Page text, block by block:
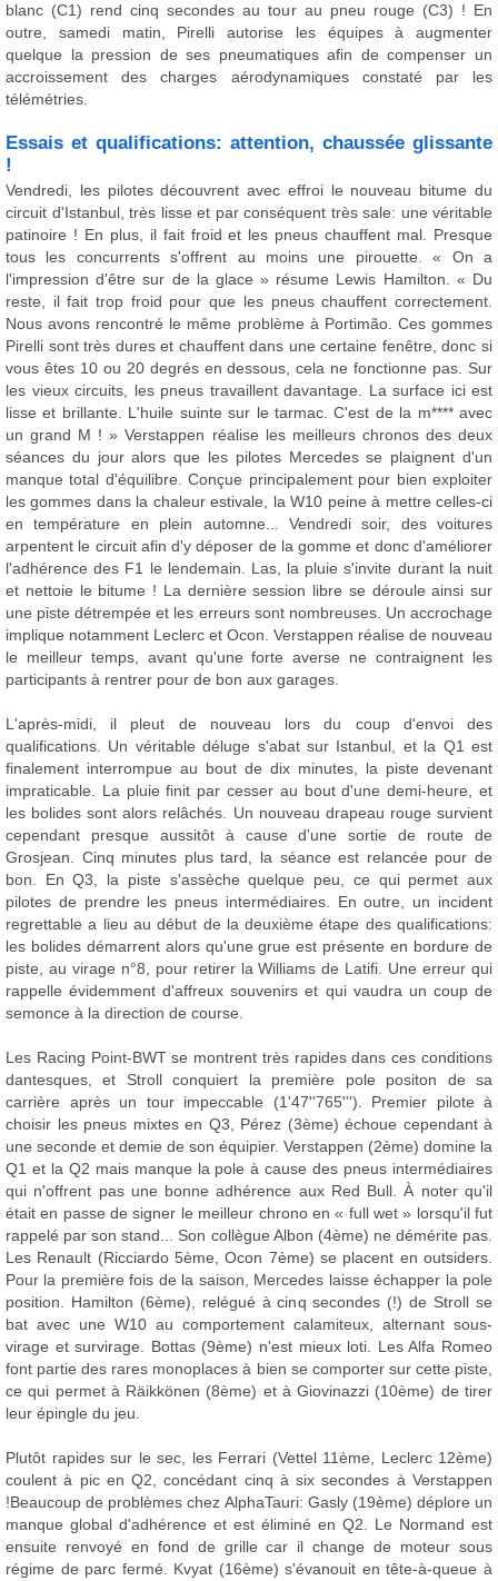
blanc (C1) rend cinq secondes au tour au pneu rouge (C3) ! En
outre, samedi matin, Pirelli autorise les équipes à augmenter
quelque la pression de ses pneumatiques afin de compenser un
accroissement des charges aérodynamiques constaté par les
télémétries.
Essais et qualifications: attention, chaussée glissante
!
Vendredi, les pilotes découvrent avec effroi le nouveau bitume du
circuit d'Istanbul, très lisse et par conséquent très sale: une véritable
patinoire ! En plus, il fait froid et les pneus chauffent mal. Presque
tous les concurrents s'offrent au moins une pirouette. « On a
l'impression d'être sur de la glace » résume Lewis Hamilton. « Du
reste, il fait trop froid pour que les pneus chauffent correctement.
Nous avons rencontré le même problème à Portimão. Ces gommes
Pirelli sont très dures et chauffent dans une certaine fenêtre, donc si
vous êtes 10 ou 20 degrés en dessous, cela ne fonctionne pas. Sur
les vieux circuits, les pneus travaillent davantage. La surface ici est
lisse et brillante. L'huile suinte sur le tarmac. C'est de la m**** avec
un grand M ! » Verstappen réalise les meilleurs chronos des deux
séances du jour alors que les pilotes Mercedes se plaignent d'un
manque total d'équilibre. Conçue principalement pour bien exploiter
les gommes dans la chaleur estivale, la W10 peine à mettre celles-ci
en température en plein automne... Vendredi soir, des voitures
arpentent le circuit afin d'y déposer de la gomme et donc d'améliorer
l'adhérence des F1 le lendemain. Las, la pluie s'invite durant la nuit
et nettoie le bitume ! La dernière session libre se déroule ainsi sur
une piste détrempée et les erreurs sont nombreuses. Un accrochage
implique notamment Leclerc et Ocon. Verstappen réalise de nouveau
le meilleur temps, avant qu'une forte averse ne contraignent les
participants à rentrer pour de bon aux garages.
L'après-midi, il pleut de nouveau lors du coup d'envoi des
qualifications. Un véritable déluge s'abat sur Istanbul, et la Q1 est
finalement interrompue au bout de dix minutes, la piste devenant
impraticable. La pluie finit par cesser au bout d'une demi-heure, et
les bolides sont alors relâchés. Un nouveau drapeau rouge survient
cependant presque aussitôt à cause d'une sortie de route de
Grosjean. Cinq minutes plus tard, la séance est relancée pour de
bon. En Q3, la piste s'assèche quelque peu, ce qui permet aux
pilotes de prendre les pneus intermédiaires. En outre, un incident
regrettable a lieu au début de la deuxième étape des qualifications:
les bolides démarrent alors qu'une grue est présente en bordure de
piste, au virage n°8, pour retirer la Williams de Latifi. Une erreur qui
rappelle évidemment d'affreux souvenirs et qui vaudra un coup de
semonce à la direction de course.
Les Racing Point-BWT se montrent très rapides dans ces conditions
dantesques, et Stroll conquiert la première pole positon de sa
carrière après un tour impeccable (1'47''765'''). Premier pilote à
choisir les pneus mixtes en Q3, Pérez (3ème) échoue cependant à
une seconde et demie de son équipier. Verstappen (2ème) domine la
Q1 et la Q2 mais manque la pole à cause des pneus intermédiaires
qui n'offrent pas une bonne adhérence aux Red Bull. À noter qu'il
était en passe de signer le meilleur chrono en « full wet » lorsqu'il fut
rappelé par son stand... Son collègue Albon (4ème) ne démérite pas.
Les Renault (Ricciardo 5ème, Ocon 7ème) se placent en outsiders.
Pour la première fois de la saison, Mercedes laisse échapper la pole
position. Hamilton (6ème), relégué à cinq secondes (!) de Stroll se
bat avec une W10 au comportement calamiteux, alternant sous-
virage et survirage. Bottas (9ème) n'est mieux loti. Les Alfa Romeo
font partie des rares monoplaces à bien se comporter sur cette piste,
ce qui permet à Räikkönen (8ème) et à Giovinazzi (10ème) de tirer
leur épingle du jeu.
Plutôt rapides sur le sec, les Ferrari (Vettel 11ème, Leclerc 12ème)
coulent à pic en Q2, concédant cinq à six secondes à Verstappen
!Beaucoup de problèmes chez AlphaTauri: Gasly (19ème) déplore un
manque global d'adhérence et est éliminé en Q2. Le Normand est
ensuite renvoyé en fond de grille car il change de moteur sous
régime de parc fermé. Kvyat (16ème) s'évanouit en tête-à-queue à